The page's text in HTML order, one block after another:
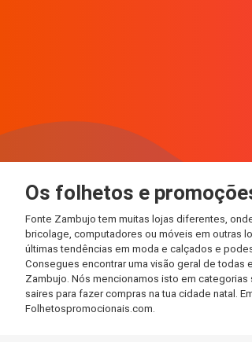
Os folhetos e
Fonte Zambujo tem muitas lojas diferentes,
bricolage, computadores ou móveis em outras
últimas tendências em moda e calçados e
Consegues encontrar uma visão geral de
Zambujo. Nós mencionamos isto em
saires para fazer compras na tua cidade natal.
Folhetospromocionais.com.